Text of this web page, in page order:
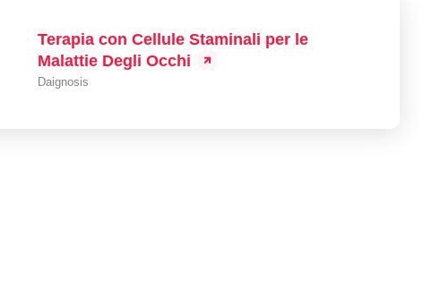
Terapia con Cellule Staminali per le
Malattie Degli Occhi
Daignosis